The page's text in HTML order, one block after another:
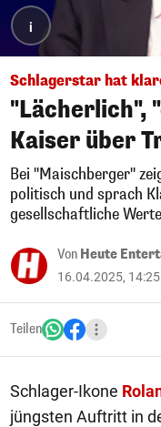
i
Schlagerstar hat
"Lächerlich",
Kaiser über
Bei "Maischberger"
politisch und sprach
gesellschaftliche
Von Heute
16.04.2025, 14:25
Teilen
Schlager-Ikone
jüngsten Auftritt in